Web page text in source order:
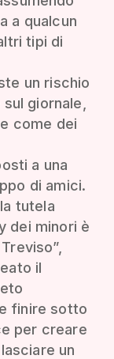
a qualcun
tipi di
un rischio
giornale,
come dei
a una
di amici.
tutela
dei minori è
il
finire sotto
per creare
un